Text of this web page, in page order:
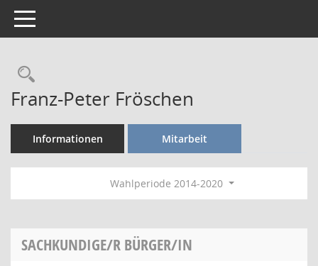
Toggle navigation
Rechercheauswahl
Franz-Peter Fröschen
Informationen Mitarbeit
Wahlperiode 2014-2020
SACHKUNDIGE/R BÜRGER/IN